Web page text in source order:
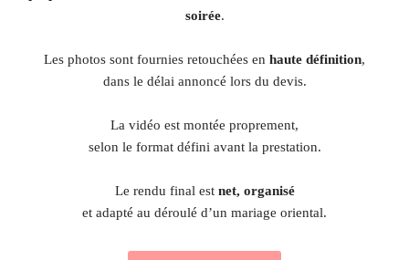
soirée.
Les photos sont fournies retouchées en haute définition,
dans le délai annoncé lors du devis.
La vidéo est montée proprement,
selon le format défini avant la prestation.
Le rendu final est net, organisé
et adapté au déroulé d’un mariage oriental.